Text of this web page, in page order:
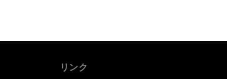
リンク